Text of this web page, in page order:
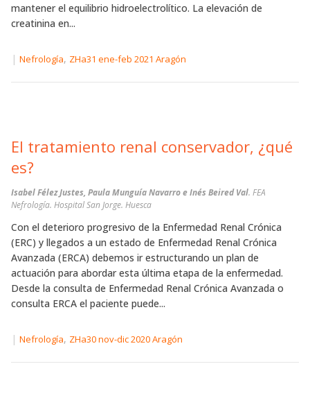
mantener el equilibrio hidroelectrolítico. La elevación de
creatinina en...
| Nefrología, ZHa31 ene-feb 2021 Aragón
El tratamiento renal conservador, ¿qué
es?
Isabel Félez Justes, Paula Munguía Navarro e Inés Beired Val. FEA
Nefrología. Hospital San Jorge. Huesca
Con el deterioro progresivo de la Enfermedad Renal Crónica
(ERC) y llegados a un estado de Enfermedad Renal Crónica
Avanzada (ERCA) debemos ir estructurando un plan de
actuación para abordar esta última etapa de la enfermedad.
Desde la consulta de Enfermedad Renal Crónica Avanzada o
consulta ERCA el paciente puede...
| Nefrología, ZHa30 nov-dic 2020 Aragón